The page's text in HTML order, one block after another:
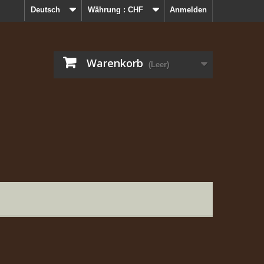
Anmelden
Währung : CHF
Deutsch
Warenkorb (Leer)